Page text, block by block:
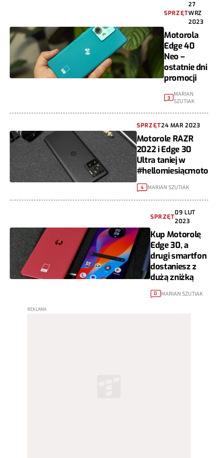
SPRZĘT
27
WRZ
2023
Motorola
Edge 40
Neo –
ostatnie dni
promocji
3 MARIAN
SZUTIAK
SPRZĘT24 MAR 2023
Motorole RAZR
2022 i Edge 30
Ultra taniej w
#hellomiesiącmoto
4 MARIAN SZUTIAK
SPRZĘT
09 LUT
2023
Kup Motorolę
Edge 30, a
drugi smartfon
dostaniesz z
dużą zniżką
0 MARIAN SZUTIAK